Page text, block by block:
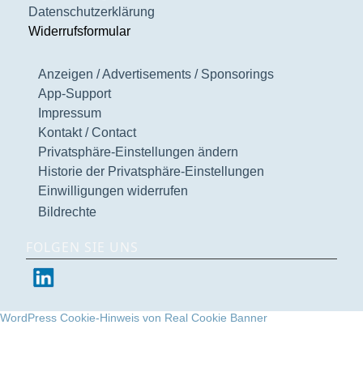
Datenschutzerklärung
Widerrufsformular
Anzeigen / Advertisements / Sponsorings
App-Support
Impressum
Kontakt / Contact
Privatsphäre-Einstellungen ändern
Historie der Privatsphäre-Einstellungen
Einwilligungen widerrufen
Bildrechte
FOLGEN SIE UNS
WordPress Cookie-Hinweis von Real Cookie Banner